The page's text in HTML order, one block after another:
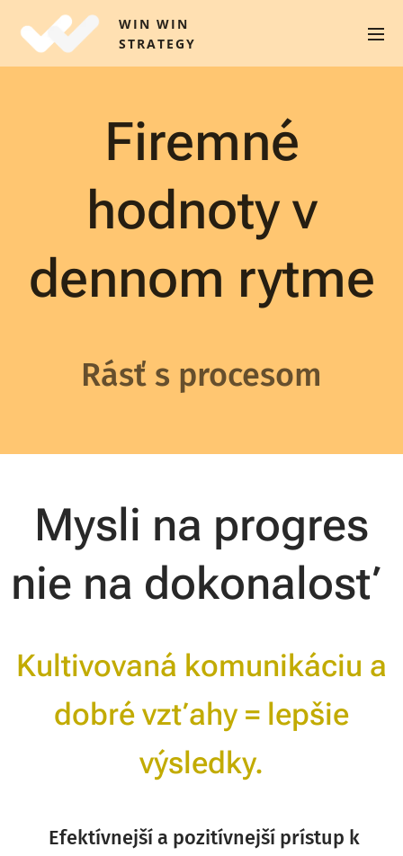
WIN WIN
STRATEGY
Firemné
hodnoty v
dennom rytme
Rásť s procesom
Mysli na progres
nie na dokonalosť
Kultivovaná komunikáciu a
dobré vzťahy = lepšie
výsledky.
Efektívnejší a pozitívnejší prístup k